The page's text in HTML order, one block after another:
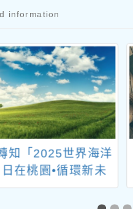
information
知「2025世界海洋
日在桃園•循環新未
」活動電子海報1份